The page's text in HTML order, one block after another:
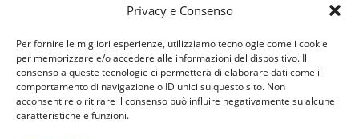
Privacy e Consenso
Per fornire le migliori esperienze, utilizziamo tecnologie come i cookie
per memorizzare e/o accedere alle informazioni del dispositivo. Il
consenso a queste tecnologie ci permetterà di elaborare dati come il
comportamento di navigazione o ID unici su questo sito. Non
acconsentire o ritirare il consenso può influire negativamente su alcune
caratteristiche e funzioni.
Mi piace: